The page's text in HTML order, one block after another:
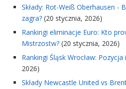
Składy: Rot-Weiß Oberhausen -
zagra? (20 stycznia, 2026)
Rankingi eliminacje Euro: Kto
Mistrzostw? (20 stycznia, 2026)
Rankingi Śląsk Wrocław: Pozycja
2026)
Składy Newcastle United vs